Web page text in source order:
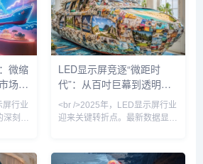
价值
的
芯片）
时代，
终端不
始具
亮度
量产成本下降60%，行业正式迈
入“像素密度自由”阶段。最新10
篇产业深度报告显示，P0.3以下
超微间距屏出货量同比增长
340%，而户外裸眼3D屏的像素
颗粒感已消失，取而代之的是视
网膜级细腻度——这让观众开始
<br /
微缩
场格
屏行业
深刻变
，量
LED显示屏竞逐“微距时
代”：从百吋巨幕到透明影
院，谁主沉浮？
<br />2025年，LED显示屏行业
迎来关键转折点。最新数据显
23%，而Micro LED技术正式从